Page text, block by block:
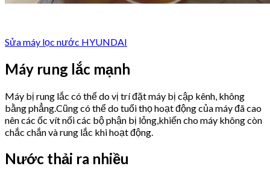
Sửa máy lọc nước HYUNDAI
Máy rung lắc mạnh
Máy bị rung lắc có thể do vị trí đặt máy bị cập kênh, không
bằng phẳng.Cũng có thể do tuổi thọ hoạt động của máy đã cao
nên các ốc vít nối các bộ phận bị lỏng,khiến cho máy không còn
chắc chắn và rung lắc khi hoạt động.
Nước thải ra nhiều